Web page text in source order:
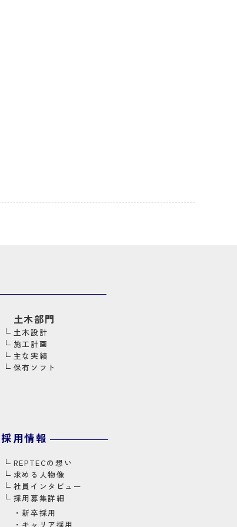
土木部門
土木設計
施工計画
主な実績
保有ソフト
採用情報
REPTECの想い
求める人物像
社員インタビュー
採用募集詳細
・ 新卒採用
・ キャリア採用